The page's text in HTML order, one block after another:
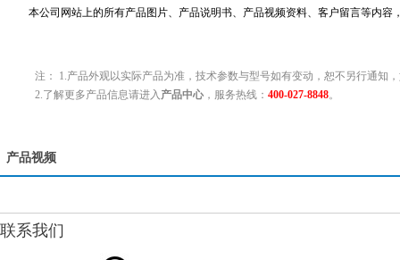
本公司网站上的所有产品图片、产品说明书、产品视频资料、客户留言等内
注： 1.产品外观以实际产品为准，技术参数与型号如有变动，恕不另行通知
2.了解更多产品信息请进入 产品中心 ，服务热线： 400-027-8848。
产品视频
联系我们